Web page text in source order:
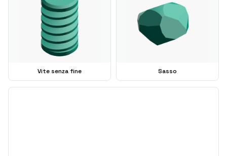
Vite senza fine Sasso